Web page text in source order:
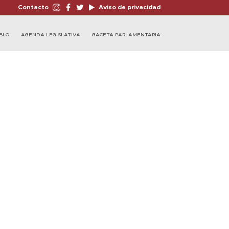
Contacto Aviso de privacidad
AGENDA LEGISLATIVA GACETA PARLAMENTARIA